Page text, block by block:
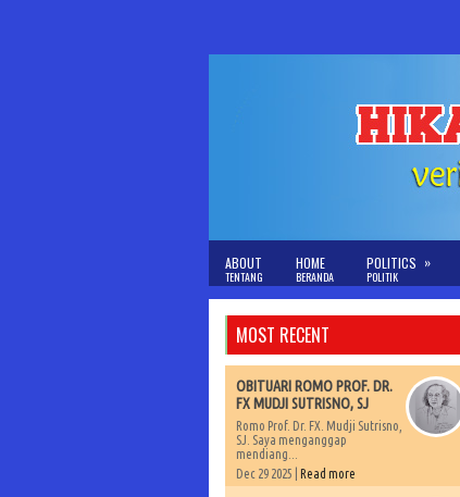
ABOUT
TENTANG
HOME
BERANDA
POLITICS
POLITIK
»
MOST RECENT
OBITUARI ROMO PROF. DR.
FX MUDJI SUTRISNO, SJ
Romo Prof. Dr. FX. Mudji Sutrisno,
SJ. Saya menganggap
mendiang...
Dec 29 2025 | Read more